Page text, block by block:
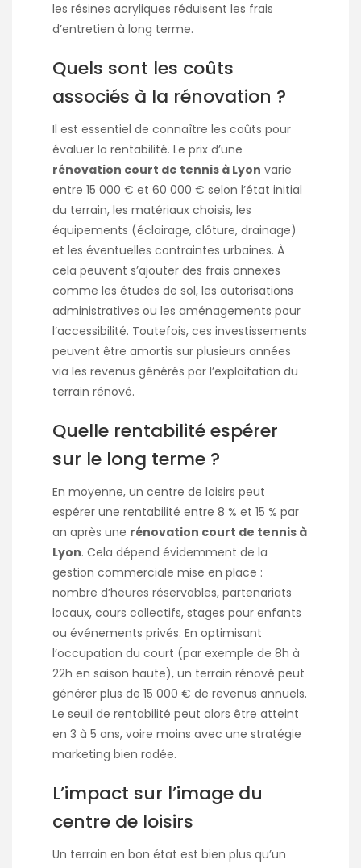
les résines acryliques réduisent les frais
d’entretien à long terme.
Quels sont les coûts
associés à la rénovation ?
Il est essentiel de connaître les coûts pour
évaluer la rentabilité. Le prix d’une
rénovation court de tennis à Lyon varie
entre 15 000 € et 60 000 € selon l’état initial
du terrain, les matériaux choisis, les
équipements (éclairage, clôture, drainage)
et les éventuelles contraintes urbaines. À
cela peuvent s’ajouter des frais annexes
comme les études de sol, les autorisations
administratives ou les aménagements pour
l’accessibilité. Toutefois, ces investissements
peuvent être amortis sur plusieurs années
via les revenus générés par l’exploitation du
terrain rénové.
Quelle rentabilité espérer
sur le long terme ?
En moyenne, un centre de loisirs peut
espérer une rentabilité entre 8 % et 15 % par
an après une rénovation court de tennis à
Lyon. Cela dépend évidemment de la
gestion commerciale mise en place :
nombre d’heures réservables, partenariats
locaux, cours collectifs, stages pour enfants
ou événements privés. En optimisant
l’occupation du court (par exemple de 8h à
22h en saison haute), un terrain rénové peut
générer plus de 15 000 € de revenus annuels.
Le seuil de rentabilité peut alors être atteint
en 3 à 5 ans, voire moins avec une stratégie
marketing bien rodée.
L’impact sur l’image du
centre de loisirs
Un terrain en bon état est bien plus qu’un